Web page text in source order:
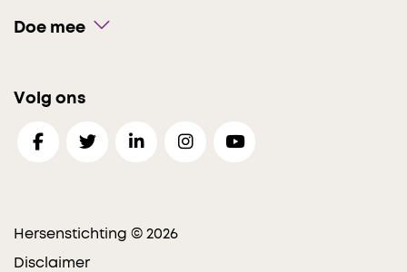
Doe mee
Volg ons
Hersenstichting © 2026
Disclaimer